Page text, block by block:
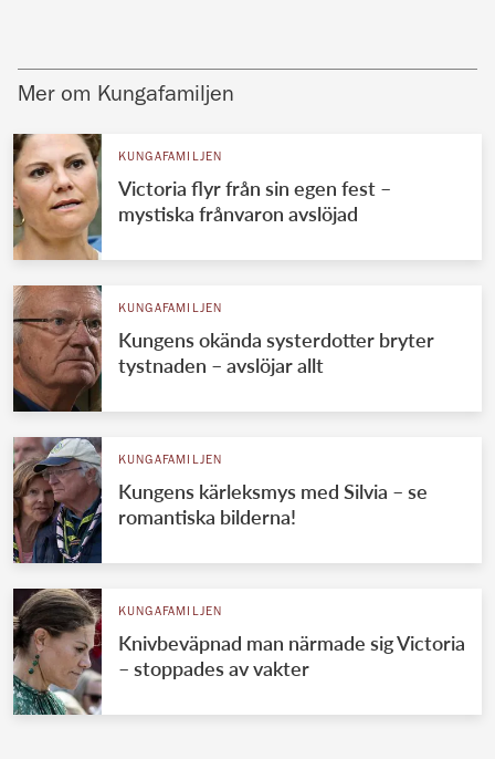
Mer om Kungafamiljen
KUNGAFAMILJEN
Victoria flyr från sin egen fest –
mystiska frånvaron avslöjad
KUNGAFAMILJEN
Kungens okända systerdotter bryter
tystnaden – avslöjar allt
KUNGAFAMILJEN
Kungens kärleksmys med Silvia – se
romantiska bilderna!
KUNGAFAMILJEN
Knivbeväpnad man närmade sig Victoria
– stoppades av vakter